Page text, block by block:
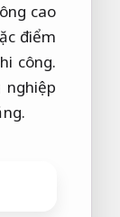
cao
điểm
công.